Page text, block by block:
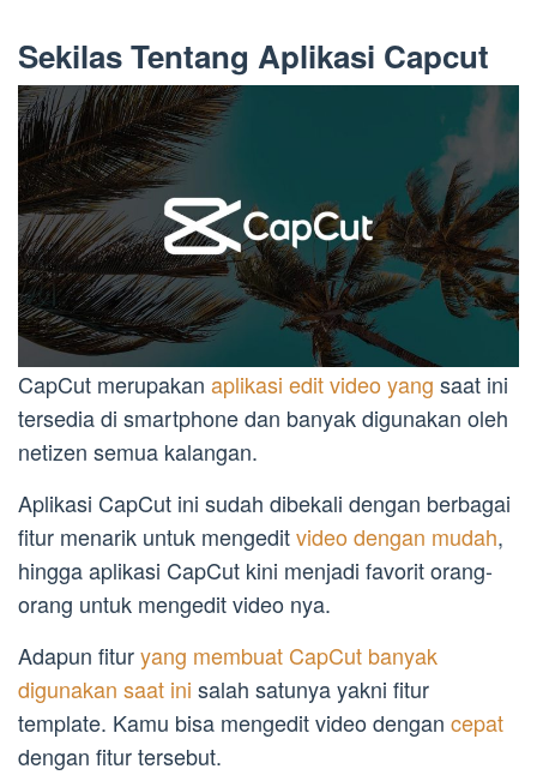
Sekilas Tentang Aplikasi Capcut
CapCut merupakan aplikasi edit video yang saat ini
tersedia di smartphone dan banyak digunakan oleh
netizen semua kalangan.
Aplikasi CapCut ini sudah dibekali dengan berbagai
fitur menarik untuk mengeditvideo dengan mudah,
hingga aplikasi CapCut kini menjadi favorit orang-
orang untuk mengedit video nya.
Adapun fituryang membuat CapCut banyak
digunakan saat ini salah satunya yakni fitur
template. Kamu bisa mengedit video dengan cepat
dengan fitur tersebut.